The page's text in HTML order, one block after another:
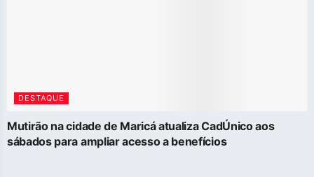
DESTAQUE
Mutirão na cidade de Maricá atualiza CadÚnico aos
sábados para ampliar acesso a benefícios